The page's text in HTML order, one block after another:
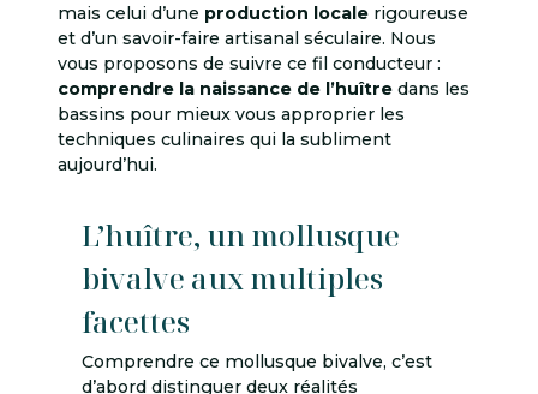
mais celui d’une production locale rigoureuse
et d’un savoir-faire artisanal séculaire. Nous
vous proposons de suivre ce fil conducteur :
comprendre la naissance de l’huître dans les
bassins pour mieux vous approprier les
techniques culinaires qui la subliment
aujourd’hui.
L’huître, un mollusque
bivalve aux multiples
facettes
Comprendre ce mollusque bivalve, c’est
d’abord distinguer deux réalités